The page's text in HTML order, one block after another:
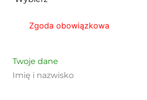
Zgoda obowiązkowa
Twoje dane